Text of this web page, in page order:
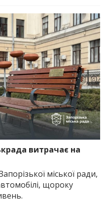
витрачає на
міської ради,
щороку